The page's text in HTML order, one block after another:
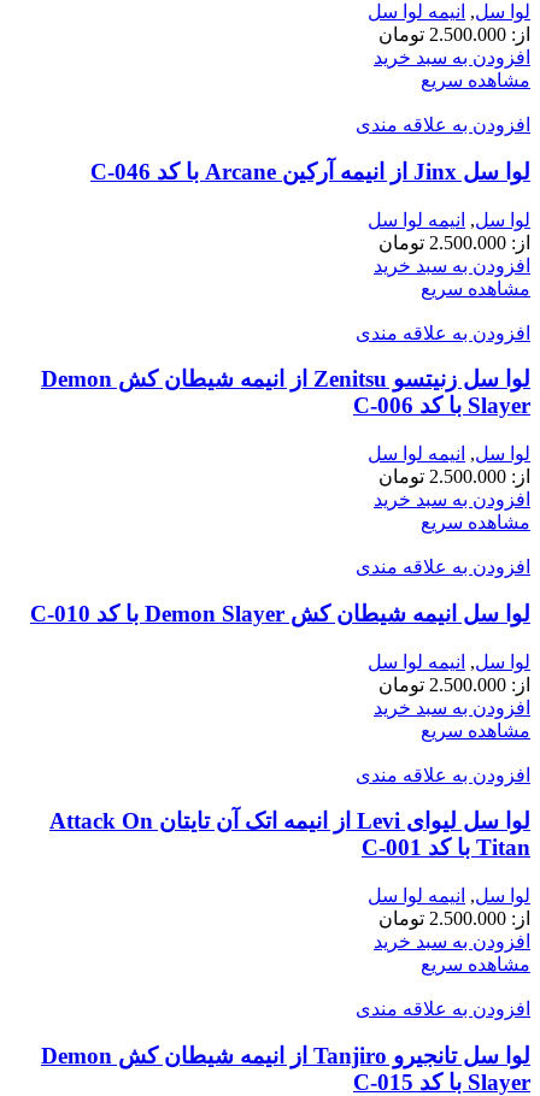
لوا سل, انیمه لوا سل
از: 2.500.000 تومان
افزودن به سبد خرید
مشاهده سریع
افزودن به علاقه مندی
لوا سل Jinx از انیمه آرکین Arcane با کد C-046
لوا سل, انیمه لوا سل
از: 2.500.000 تومان
افزودن به سبد خرید
مشاهده سریع
افزودن به علاقه مندی
لوا سل زنیتسو Zenitsu از انیمه شیطان کش Demon
Slayer با کد C-006
لوا سل, انیمه لوا سل
از: 2.500.000 تومان
افزودن به سبد خرید
مشاهده سریع
افزودن به علاقه مندی
لوا سل انیمه شیطان کش Demon Slayer با کد C-010
لوا سل, انیمه لوا سل
از: 2.500.000 تومان
افزودن به سبد خرید
مشاهده سریع
افزودن به علاقه مندی
لوا سل لیوای Levi از انیمه اتک آن تایتان Attack On
Titan با کد C-001
لوا سل, انیمه لوا سل
از: 2.500.000 تومان
افزودن به سبد خرید
مشاهده سریع
افزودن به علاقه مندی
لوا سل تانجیرو Tanjiro از انیمه شیطان کش Demon
Slayer با کد C-015